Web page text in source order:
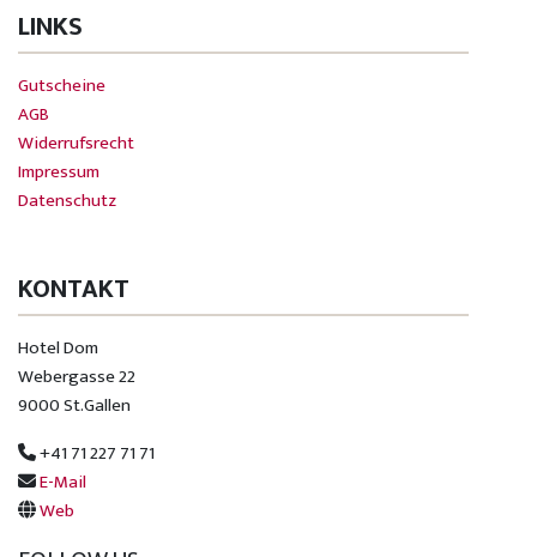
LINKS
Gutscheine
AGB
Widerrufsrecht
Impressum
Datenschutz
KONTAKT
Hotel Dom
Webergasse 22
9000 St.Gallen
+41 71 227 71 71
E-Mail
Web